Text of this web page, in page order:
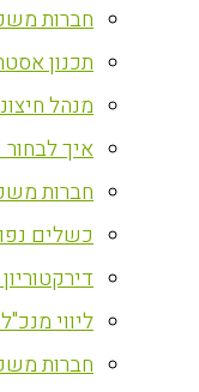
חברות
תכנון
מנהל
איך
חברות
כשלים
ליווי
חברות